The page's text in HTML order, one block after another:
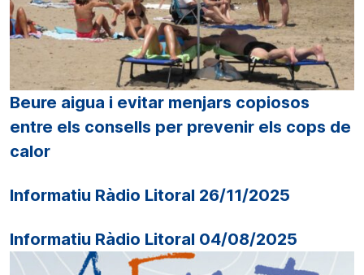
Beure aigua i evitar menjars copiosos
entre els consells per prevenir els cops de
calor
Informatiu Ràdio Litoral 26/11/2025
Informatiu Ràdio Litoral 04/08/2025